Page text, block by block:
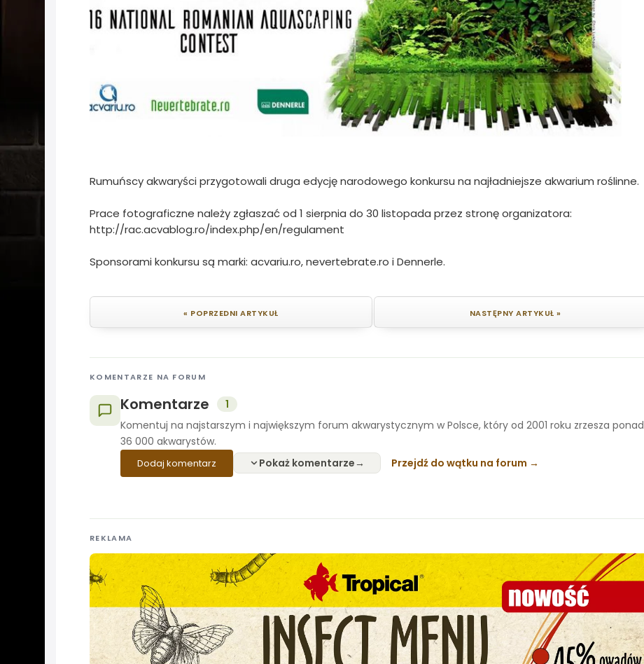
Rumuńscy akwaryści przygotowali druga edycję narodowego konkursu na najładniejsze akwarium roślinne.
Prace fotograficzne należy zgłaszać od 1 sierpnia do 30 listopada przez stronę organizatora:
http://rac.acvablog.ro/index.php/en/regulament
Sponsorami konkursu są marki: acvariu.ro, nevertebrate.ro i Dennerle.
« POPRZEDNI ARTYKUŁ NASTĘPNY ARTYKUŁ »
KOMENTARZE NA FORUM
Komentarze
1
Komentuj na najstarszym i największym forum akwarystycznym w Polsce, który od 2001 roku zrzesza ponad
36 000 akwarystów.
Dodaj komentarz Pokaż komentarze Przejdź do wątku na forum
REKLAMA